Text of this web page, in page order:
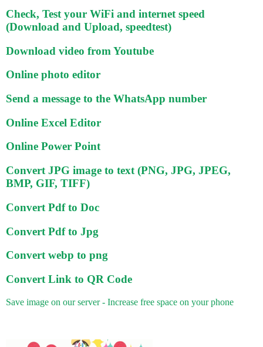
Check, Test your WiFi and internet speed
(Download and Upload, speedtest)
Download video from Youtube
Online photo editor
Send a message to the WhatsApp number
Online Excel Editor
Online Power Point
Convert JPG image to text (PNG, JPG, JPEG,
BMP, GIF, TIFF)
Convert Pdf to Doc
Convert Pdf to Jpg
Convert webp to png
Convert Link to QR Code
Save image on our server - Increase free space on your phone